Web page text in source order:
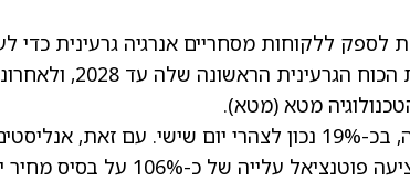
ללקוחות מסחריים אנרגיה גרעינית כדי
על צורכי החשמל שלהם. החברה מתכננת לספק את תחנת הכוח הגרעינית הראשונה שלה
(מטא).
כמו האחרות בקבוצה, גם מניית אוקלו ירדה מתחילת השנה, בכ-19% נכון לצהרי יום שישי. עם זאת,
מחיר